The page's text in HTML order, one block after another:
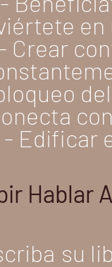
Crear
- Edificar
Hablar
su